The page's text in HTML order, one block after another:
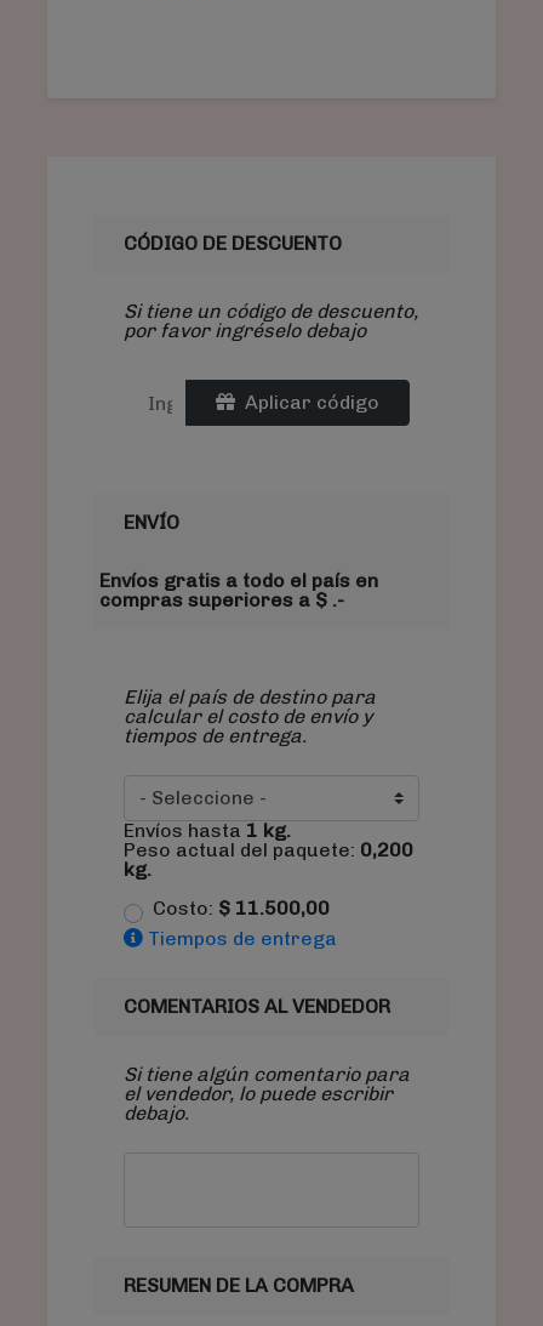
CÓDIGO DE DESCUENTO
Si tiene un código de descuento,
por favor ingréselo debajo
Aplicar código
ENVÍO
Envíos gratis a todo el país en
compras superiores a $ .-
Elija el país de destino para
calcular el costo de envío y
tiempos de entrega.
Envíos hasta 1 kg.
Peso actual del paquete: 0,200
kg.
Costo: $ 11.500,00
Tiempos de entrega
COMENTARIOS AL VENDEDOR
Si tiene algún comentario para
el vendedor, lo puede escribir
debajo.
RESUMEN DE LA COMPRA